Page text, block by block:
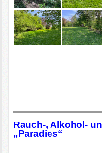
Rauch-, Alkohol-
„Paradies“